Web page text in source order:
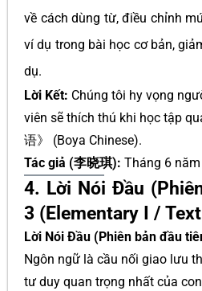
về cách dùng từ, điều chỉnh
ví dụ trong bài học cơ bản,
dụ.
Lời Kết: Chúng tôi hy vọng
viên sẽ thích thú khi học tập
语》 (Boya Chinese).
Tác giả (李晓琪): Tháng 6
4. Lời Nói Đầu
3 (Elementary I /
Lời Nói Đầu (Phiên bản đầu
Ngôn ngữ là cầu nối giao lưu
tư duy quan trọng nhất của